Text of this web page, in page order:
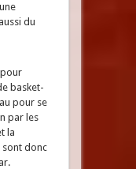
du
pour
basket-
pour se
par les
la
donc